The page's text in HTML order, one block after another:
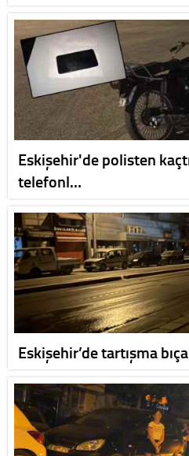
Eskişehir'de polisten
telefonl…
Eskişehir’de tartışma